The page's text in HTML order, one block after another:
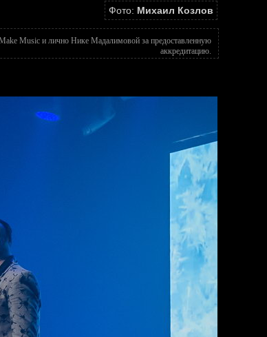
Фото: Михаил Козлов
Music и лично Нике Мадалимовой за предоставленную
аккредитацию.